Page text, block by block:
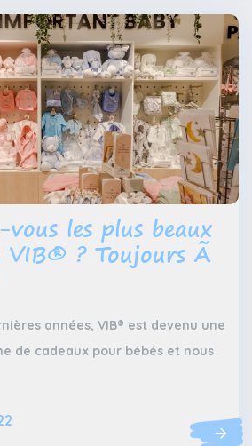
les plus beaux
VIB® ? Toujours Ã
années, VIB® est devenu une
de cadeaux pour bébés et nous